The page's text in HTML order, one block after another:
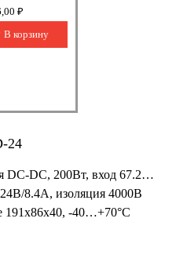
₽
В корзину
24
DC-DC, 200Вт, вход 67.2…
8.4А, изоляция 4000В
191х86х40, -40…+70°С